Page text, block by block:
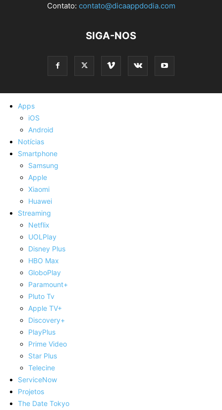
Contato: contato@dicaappdodia.com
SIGA-NOS
Apps
iOS
Android
Notícias
Smartphone
Samsung
Apple
Xiaomi
Huawei
Streaming
Netflix
UOLPlay
Disney Plus
HBO Max
GloboPlay
Paramount+
Pluto Tv
Apple TV+
Discovery+
PlayPlus
Prime Video
Star Plus
Telecine
ServiceNow
Projetos
The Date Tokyo